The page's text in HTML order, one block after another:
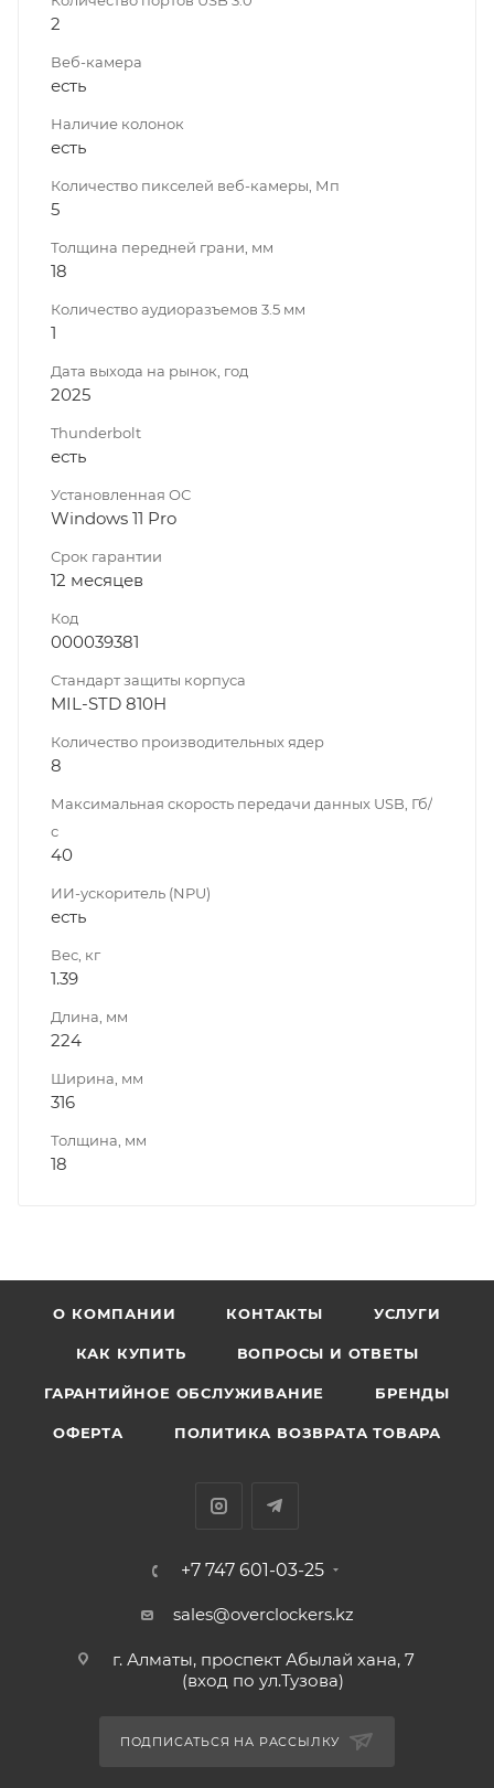
2
Веб-камера
есть
Наличие колонок
есть
Количество пикселей веб-камеры, Мп
5
Толщина передней грани, мм
18
Количество аудиоразъемов 3.5 мм
1
Дата выхода на рынок, год
2025
Thunderbolt
есть
Установленная ОС
Windows 11 Pro
Срок гарантии
12 месяцев
Код
000039381
Стандарт защиты корпуса
MIL-STD 810H
Количество производительных ядер
8
Максимальная скорость передачи данных USB, Гб/
с
40
ИИ-ускоритель (NPU)
есть
Вес, кг
1.39
Длина, мм
224
Ширина, мм
316
Толщина, мм
18
О КОМПАНИИ КОНТАКТЫ УСЛУГИ
КАК КУПИТЬ ВОПРОСЫ И ОТВЕТЫ
ГАРАНТИЙНОЕ ОБСЛУЖИВАНИЕ БРЕНДЫ
ОФЕРТА ПОЛИТИКА ВОЗВРАТА ТОВАРА
+7 747 601-03-25
sales@overclockers.kz
г. Алматы, проспект Абылай хана, 7
(вход по ул.Тузова)
ПОДПИСАТЬСЯ НА РАССЫЛКУ